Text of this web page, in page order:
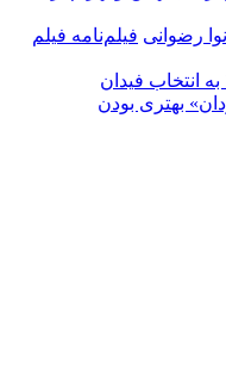
فیلم‌نامه فیلم